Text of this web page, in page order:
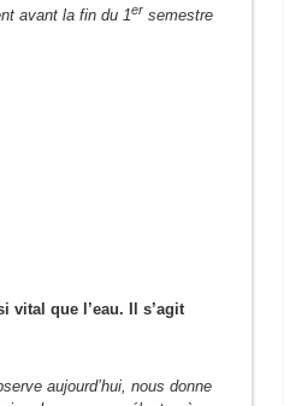
avant la fin du 1ersemestre
vital que l’eau. Il s’agit
aujourd’hui, nous donne